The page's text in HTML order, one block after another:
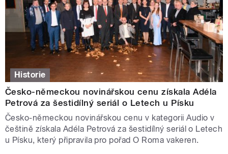
Historie
Česko-německou novinářskou cenu získala Adéla
Petrová za šestidílný seriál o Letech u Písku
Česko-německou novinářskou cenu v kategorii Audio v
češtině získala Adéla Petrová za šestidílný seriál o Letech
u Písku, který připravila pro pořad O Roma vakeren.